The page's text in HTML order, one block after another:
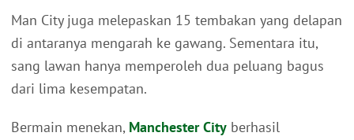
Man City juga melepaskan 15 tembakan yang delapan
di antaranya mengarah ke gawang. Sementara itu,
sang lawan hanya memperoleh dua peluang bagus
dari lima kesempatan.
Bermain menekan, Manchester City berhasil